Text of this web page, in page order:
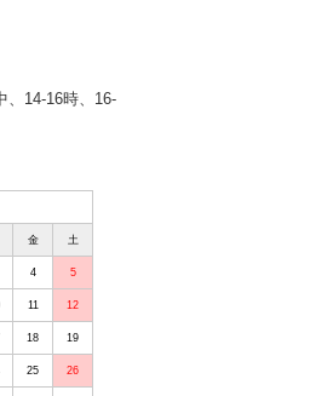
、14-16時、16-
金 土
4 5
11 12
18 19
25 26